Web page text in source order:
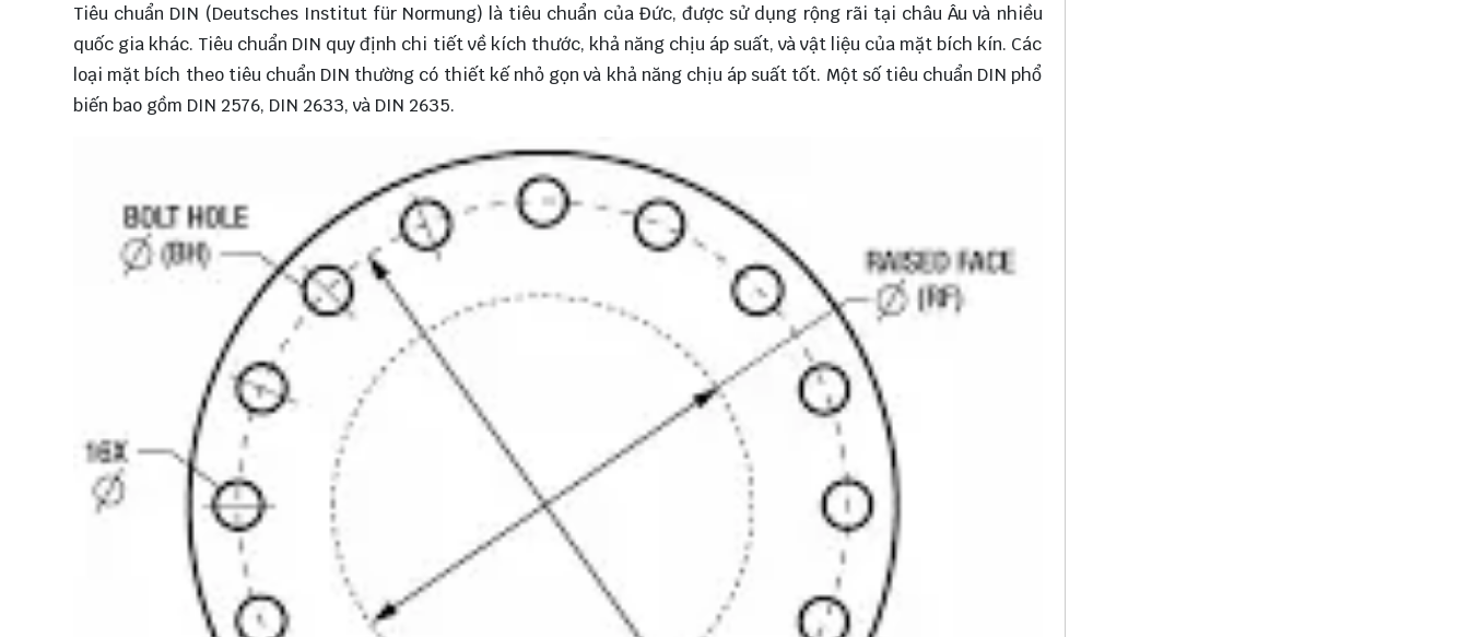
Tiêu chuẩn DIN (Deutsches Institut für Normung) là tiêu chuẩn của Đức, được sử dụng rộng rãi tại châu Âu và nhiều
quốc gia khác. Tiêu chuẩn DIN quy định chi tiết về kích thước, khả năng chịu áp suất, và vật liệu của mặt bích kín. Các
loại mặt bích theo tiêu chuẩn DIN thường có thiết kế nhỏ gọn và khả năng chịu áp suất tốt. Một số tiêu chuẩn DIN phổ
biến bao gồm DIN 2576, DIN 2633, và DIN 2635.